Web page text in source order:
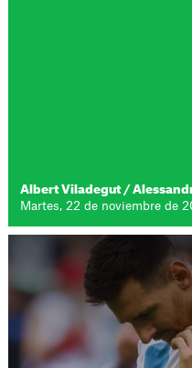
Albert Viladegut /
Martes, 22 de noviembre de